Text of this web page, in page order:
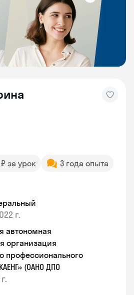
₽ за урок
3 года опыта
г.
автономная
организация
профессионального
(ОАНО ДПО